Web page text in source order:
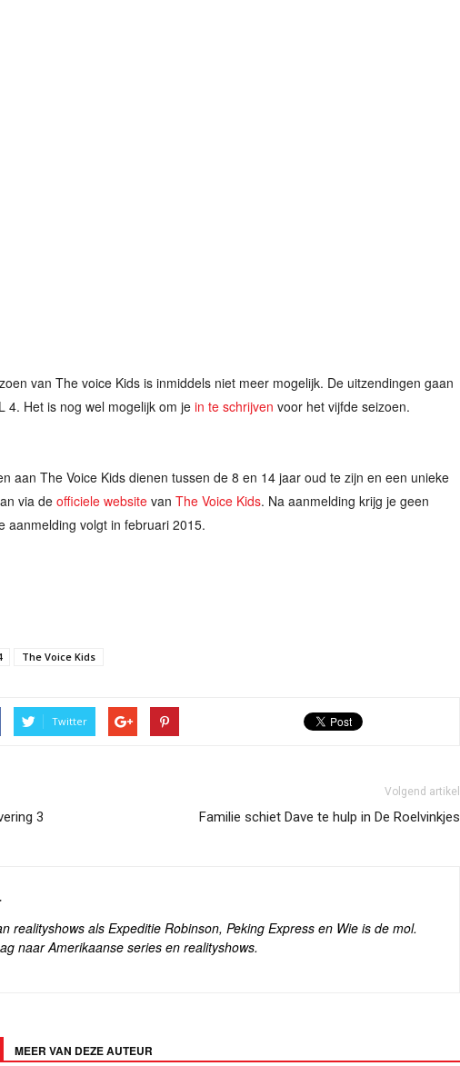
van The voice Kids is inmiddels niet meer mogelijk. De uitzendingen gaan
4. Het is nog wel mogelijk om je in te schrijven voor het vijfde seizoen.
aan The Voice Kids dienen tussen de 8 en 14 jaar oud te zijn en een unieke
via de officiele website van The Voice Kids. Na aanmelding krijg je geen
aanmelding volgt in februari 2015.
The Voice Kids
Twitter
3
Volgend artikel
Familie schiet Dave te hulp in De Roelvinkjes
realityshows als Expeditie Robinson, Peking Express en Wie is de mol.
naar Amerikaanse series en realityshows.
MEER VAN DEZE AUTEUR